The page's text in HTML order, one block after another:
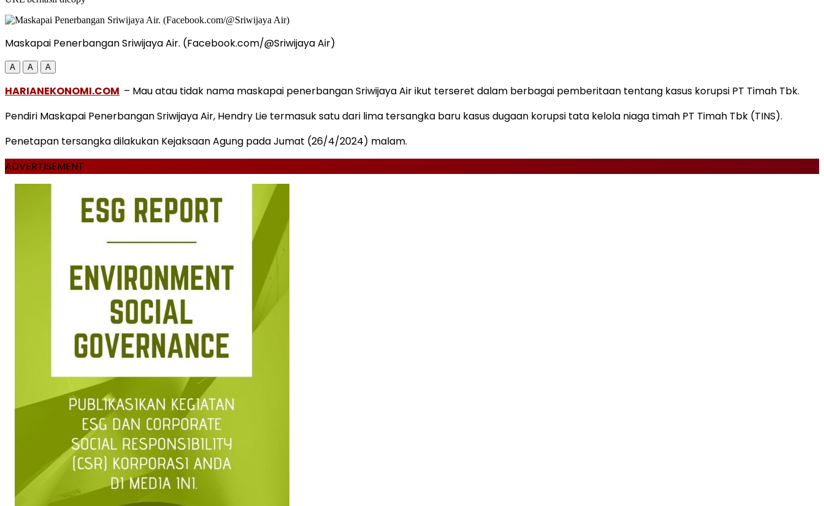
Maskapai Penerbangan Sriwijaya Air. (Facebook.com/@Sriwijaya Air)
A A A
HARIANEKONOMI.COM – Mau atau tidak nama maskapai penerbangan Sriwijaya Air ikut terseret dalam berbagai pemberitaan tentang kasus korupsi PT Timah Tbk.
Pendiri Maskapai Penerbangan Sriwijaya Air, Hendry Lie termasuk satu dari lima tersangka baru kasus dugaan korupsi tata kelola niaga timah PT Timah Tbk (TINS).
Penetapan tersangka dilakukan Kejaksaan Agung pada Jumat (26/4/2024) malam.
ADVERTISEMENT